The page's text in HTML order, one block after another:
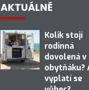
AKTUÁLNĚ
Kolik stojí
rodinná
dovolená v
obytňáku?
vyplatí se